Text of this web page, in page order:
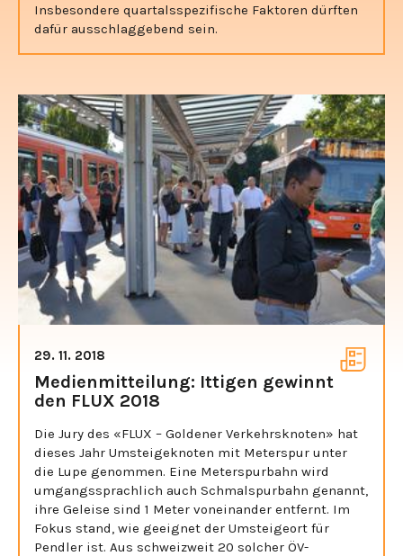
Insbesondere quartalsspezifische Faktoren dürften
dafür ausschlaggebend sein.
29. 11. 2018
Medienmitteilung: Ittigen gewinnt
den FLUX 2018
Die Jury des «FLUX – Goldener Verkehrsknoten» hat
dieses Jahr Umsteigeknoten mit Meterspur unter
die Lupe genommen. Eine Meterspurbahn wird
umgangssprachlich auch Schmalspurbahn genannt,
ihre Geleise sind 1 Meter voneinander entfernt. Im
Fokus stand, wie geeignet der Umsteigeort für
Pendler ist. Aus schweizweit 20 solcher ÖV-